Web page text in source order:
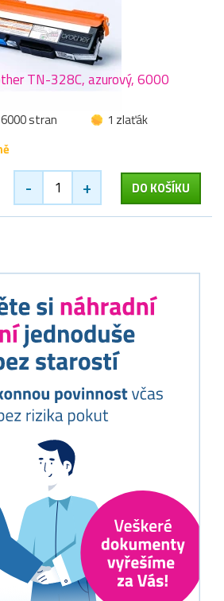
TN-328C, azurový, 6000
6000 stran
1 zlaťák
- + DO KOŠÍKU